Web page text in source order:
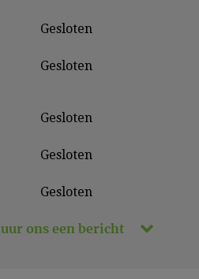
Gesloten
Gesloten
Gesloten
Gesloten
Gesloten
ons een bericht